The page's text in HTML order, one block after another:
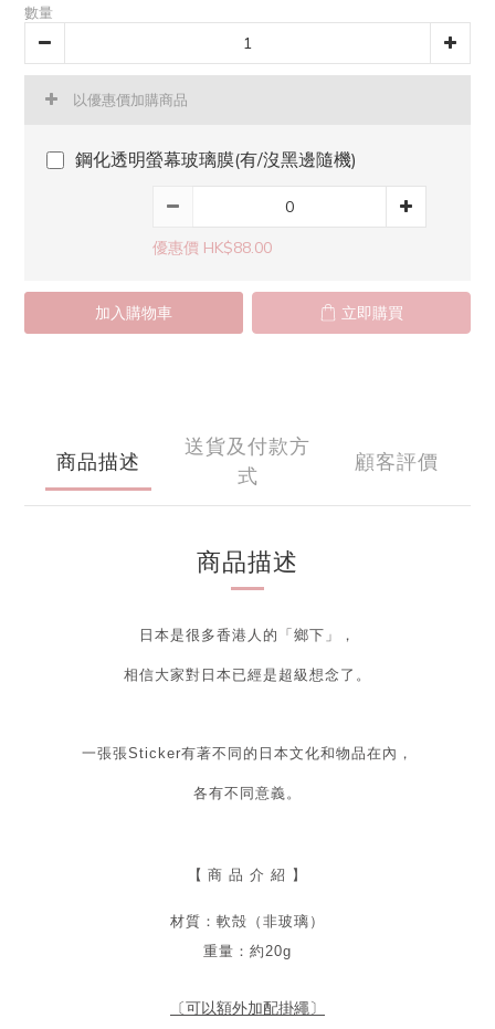
數量
以優惠價加購商品
鋼化透明螢幕玻璃膜(有/沒黑邊隨機)
優惠價 HK$88.00
加入購物車 立即購買
商品描述
送貨及付款方
式
顧客評價
商品描述
日本是很多香港人的「鄉下」，
相信大家對日本已經是超級想念了。
一張張Sticker有著不同的日本文化和物品在內，
各有不同意義。
【 商 品 介 紹 】
材質：軟殻（非玻璃）
重量：約20g
〔可以額外加配掛繩〕